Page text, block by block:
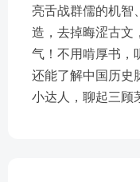
亮舌战群儒的机
造，去掉晦涩古文
气！不用啃厚书，
还能了解中国历史
小达人，聊起三顾